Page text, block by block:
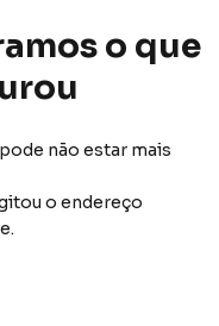
o que
não estar mais
o endereço